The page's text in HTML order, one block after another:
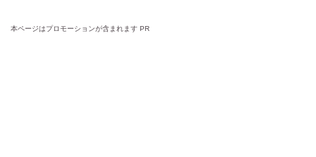
本ページはプロモーションが含まれます PR